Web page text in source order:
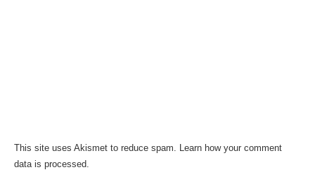
This site uses Akismet to reduce spam. Learn how your comment
data is processed.